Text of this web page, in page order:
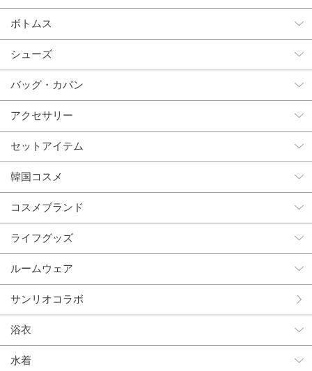
ボトムス
シューズ
バッグ・カバン
アクセサリー
セットアイテム
韓国コスメ
コスメブランド
ライフグッズ
ルームウェア
サンリオコラボ
浴衣
水着